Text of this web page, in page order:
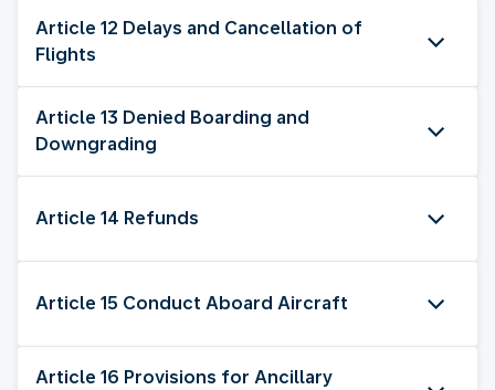
Article 12 Delays and Cancellation of
Flights
Article 13 Denied Boarding and
Downgrading
Article 14 Refunds
Article 15 Conduct Aboard Aircraft
Article 16 Provisions for Ancillary